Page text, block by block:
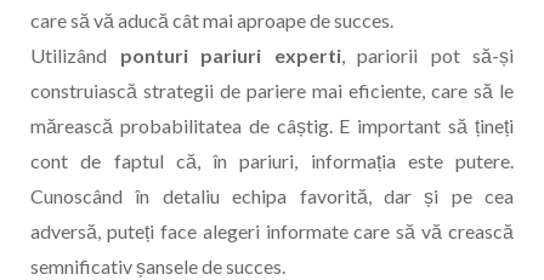
care să vă aducă cât mai aproape de succes.
Utilizând ponturi pariuri experti, pariorii pot să-și
construiască strategii de pariere mai eficiente, care să le
mărească probabilitatea de câștig. E important să țineți
cont de faptul că, în pariuri, informația este putere.
Cunoscând în detaliu echipa favorită, dar și pe cea
adversă, puteți face alegeri informate care să vă crească
semnificativ șansele de succes.